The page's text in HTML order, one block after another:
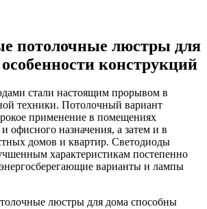
потолочные люстры для
конструкций
стали настоящим прорывом в
техники. Потолочный вариант
применение в помещениях
офисного назначения, а затем и в
домов и квартир. Светодиоды
характеристикам постепенно
варианты и лампы